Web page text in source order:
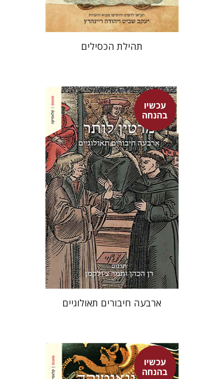
תהילת הכסילים
עכשיו
בהנחה
מרטין לותר
רן הכהן
רן הכהן
תמר צ'ולקמן
עכשיו בהנחה
$31
$23
ארבעה חיבורים תאולוגיים
עכשיו
בהנחה
אפולוניוס אישׁ רודוס
אברהם ארואטי